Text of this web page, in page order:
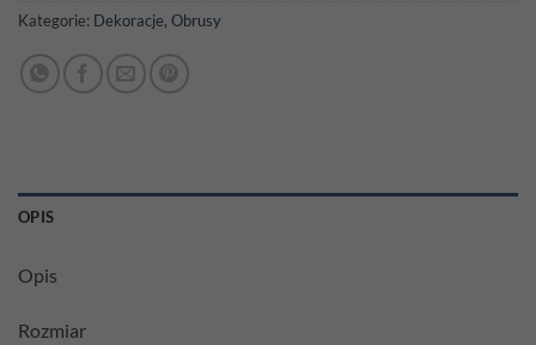
Kategorie: Dekoracje, Obrusy
OPIS
Opis
Rozmiar